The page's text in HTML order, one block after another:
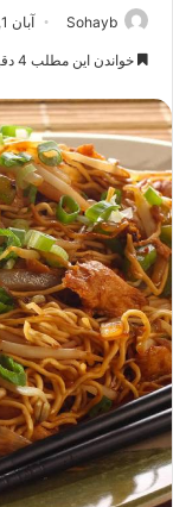
Sohayb آبان 1, 1400
خواندن این مطلب 4 دقیقه زمان میبرد